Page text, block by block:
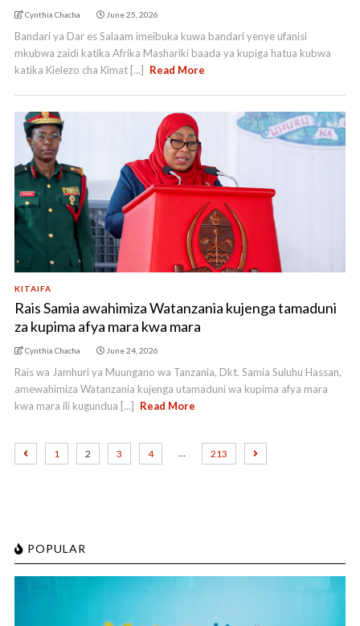
Cynthia Chacha June 25, 2026
Bandari ya Dar es Salaam imeibuka kuwa bandari yenye ufanisi
mkubwa zaidi katika Afrika Mashariki baada ya kupiga hatua kubwa
katika Kielezo cha Kimat [...]
Read More
KITAIFA
Rais Samia awahimiza Watanzania kujenga tamaduni
za kupima afya mara kwa mara
Cynthia Chacha June 24, 2026
Rais wa Jamhuri ya Muungano wa Tanzania, Dkt. Samia Suluhu Hassan,
amewahimiza Watanzania kujenga utamaduni wa kupima afya mara
kwa mara ili kugundua [...]
Read More
1 2 3 4 … 213
POPULAR